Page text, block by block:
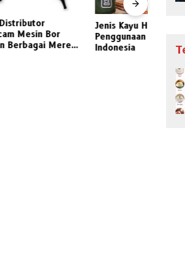
Jenis Kayu Hutan dan Macam
Penggunaan Kayu Industri
Indonesia